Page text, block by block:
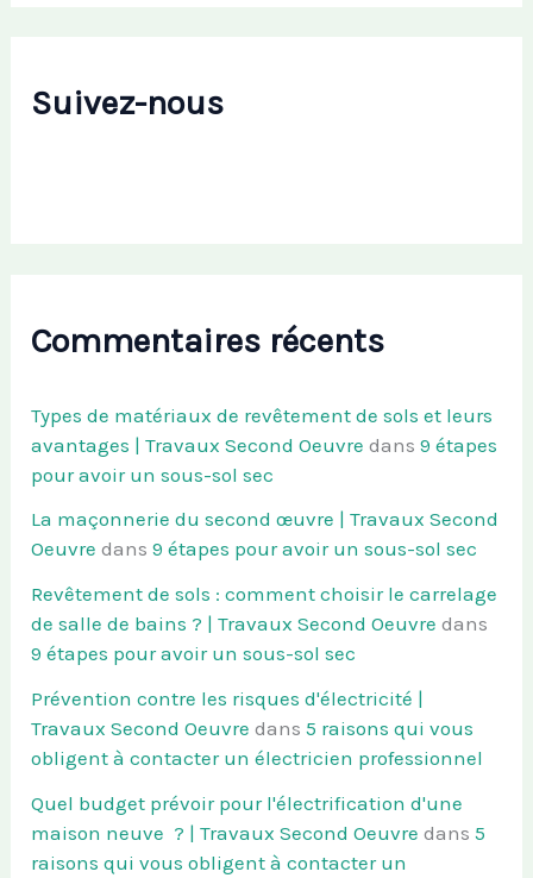
Suivez-nous
Commentaires récents
Types de matériaux de revêtement de sols et leurs
avantages | Travaux Second Oeuvre dans9 étapes
pour avoir un sous-sol sec
La maçonnerie du second œuvre | Travaux Second
Oeuvre dans9 étapes pour avoir un sous-sol sec
Revêtement de sols : comment choisir le carrelage
de salle de bains ? | Travaux Second Oeuvre dans
9 étapes pour avoir un sous-sol sec
Prévention contre les risques d'électricité |
Travaux Second Oeuvre dans5 raisons qui vous
obligent à contacter un électricien professionnel
Quel budget prévoir pour l'électrification d'une
maison neuve ? | Travaux Second Oeuvre dans5
raisons qui vous obligent à contacter un